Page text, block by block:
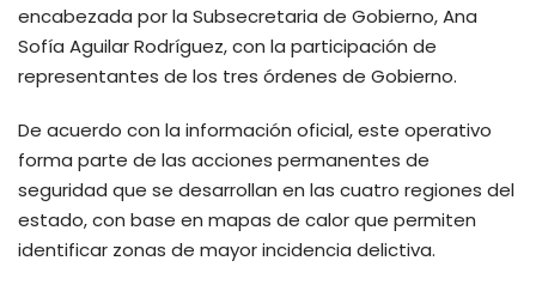
encabezada por la Subsecretaria de Gobierno, Ana
Sofía Aguilar Rodríguez, con la participación de
representantes de los tres órdenes de Gobierno.
De acuerdo con la información oficial, este operativo
forma parte de las acciones permanentes de
seguridad que se desarrollan en las cuatro regiones del
estado, con base en mapas de calor que permiten
identificar zonas de mayor incidencia delictiva.